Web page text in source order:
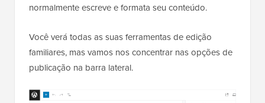
normalmente escreve e formata seu conteúdo.
Você verá todas as suas ferramentas de edição
familiares, mas vamos nos concentrar nas opções de
publicação na barra lateral.